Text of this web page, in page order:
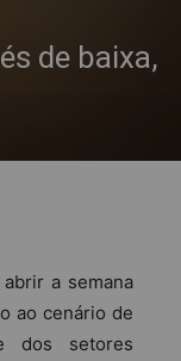
de baixa,
a semana
ao cenário de
dos setores